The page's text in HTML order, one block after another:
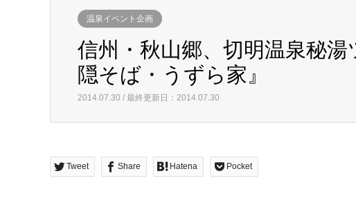
温泉イベント企画
信州・秋山郷、切明温泉秘湯
隠そば・うずら家』
2014.07.30 / 最終更新日：2014.07.30
Tweet Share Hatena Pocket